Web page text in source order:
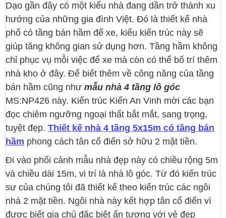
Dạo gần đây có một kiểu nhà đang dần trở thành xu
hướng của những gia đình Việt. Đó là thiết kế nhà
phố có tầng bán hầm để xe, kiểu kiến trúc này sẽ
giúp tăng không gian sử dụng hơn. Tầng hầm không
chỉ phục vụ mỗi việc để xe mà còn có thể bố trí thêm
nhà kho ở đây. Để biết thêm về công năng của tầng
bán hầm cũng như mẫu nhà 4 tầng lô góc
MS:NP426 này. Kiến trúc Kiến An Vinh mời các bạn
đọc chiêm ngưỡng ngoại thất bắt mắt, sang trọng,
tuyệt đẹp. Thiết kế nhà 4 tầng 5x15m có tầng bán
hầm phong cách tân cổ điển sở hữu 2 mặt tiền.
Đi vào phối cảnh mẫu nhà đẹp này có chiều rộng 5m
và chiều dài 15m, vi trí là nhà lô góc. Từ đó kiến trúc
sư của chúng tôi đã thiết kế theo kiến trúc các ngôi
nhà 2 mặt tiền. Ngôi nhà này kết hợp tân cổ điển vì
được biết gia chủ đặc biệt ấn tượng với vẻ đẹp